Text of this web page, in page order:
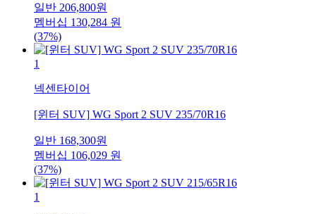
일반 206,800원
멤버십 130,284 원
(37%)
1
넥센타이어
[윈터 SUV] WG Sport 2 SUV 235/70R16
일반 168,300원
멤버십 106,029 원
(37%)
1